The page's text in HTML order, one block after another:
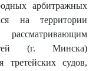
арбитражных
на территории
(г. Минска)
третейских судов,